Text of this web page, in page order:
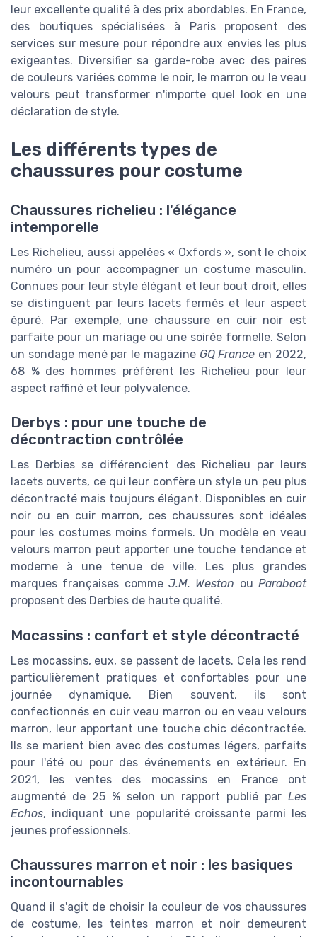
leur excellente qualité à des prix abordables. En France,
des boutiques spécialisées à Paris proposent des
services sur mesure pour répondre aux envies les plus
exigeantes. Diversifier sa garde-robe avec des paires
de couleurs variées comme le noir, le marron ou le veau
velours peut transformer n'importe quel look en une
déclaration de style.
Les différents types de
chaussures pour costume
Chaussures richelieu : l'élégance
intemporelle
Les Richelieu, aussi appelées « Oxfords », sont le choix
numéro un pour accompagner un costume masculin.
Connues pour leur style élégant et leur bout droit, elles
se distinguent par leurs lacets fermés et leur aspect
épuré. Par exemple, une chaussure en cuir noir est
parfaite pour un mariage ou une soirée formelle. Selon
un sondage mené par le magazine GQ France en 2022,
68 % des hommes préfèrent les Richelieu pour leur
aspect raffiné et leur polyvalence.
Derbys : pour une touche de
décontraction contrôlée
Les Derbies se différencient des Richelieu par leurs
lacets ouverts, ce qui leur confère un style un peu plus
décontracté mais toujours élégant. Disponibles en cuir
noir ou en cuir marron, ces chaussures sont idéales
pour les costumes moins formels. Un modèle en veau
velours marron peut apporter une touche tendance et
moderne à une tenue de ville. Les plus grandes
marques françaises comme J.M. Weston ouParaboot
proposent des Derbies de haute qualité.
Mocassins : confort et style décontracté
Les mocassins, eux, se passent de lacets. Cela les rend
particulièrement pratiques et confortables pour une
journée dynamique. Bien souvent, ils sont
confectionnés en cuir veau marron ou en veau velours
marron, leur apportant une touche chic décontractée.
Ils se marient bien avec des costumes légers, parfaits
pour l'été ou pour des événements en extérieur. En
2021, les ventes des mocassins en France ont
augmenté de 25 % selon un rapport publié par Les
Echos, indiquant une popularité croissante parmi les
jeunes professionnels.
Chaussures marron et noir : les basiques
incontournables
Quand il s'agit de choisir la couleur de vos chaussures
de costume, les teintes marron et noir demeurent